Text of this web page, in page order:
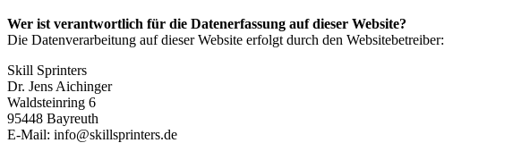
Wer ist verantwortlich für die Datenerfassung auf dieser Website?
Die Datenverarbeitung auf dieser Website erfolgt durch den Websitebetreiber:
Skill Sprinters
Dr. Jens Aichinger
Waldsteinring 6
95448 Bayreuth
E-Mail: info@skillsprinters.de